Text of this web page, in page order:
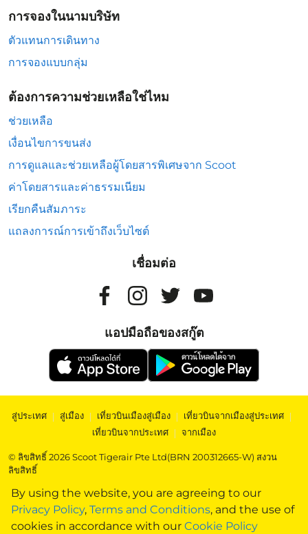
By using the website, you are agreeing to our
Privacy Policy, Terms and Conditions, and the use of
cookies in accordance with our Cookie Policy
การจองในนามบริษัท
ตัวแทนการเดินทาง
การจองแบบกลุ่ม
ต้องการความช่วยเหลือใช่ไหม
ช่วยเหลือ
เงื่อนไขการขนส่ง
การดูแลและช่วยเหลือผู้โดยสารพิเศษจาก Scoot
ค่าโดยสารและค่าธรรมเนียม
เรียกคืนสัมภาระ
แถลงการณ์การเข้าถึงเว็บไซต์
เชื่อมต่อ
แอปมือถือของสกู๊ต
สู่ประเทศ | สู่เมือง | เที่ยวบินเมืองสู่เมือง | เที่ยวบินจากเมืองสู่ประเทศ |
เที่ยวบินจากประเทศ | จากเมือง
© ลิขสิทธิ์ 2026 Scoot Tigerair Pte Ltd(BRN 200312665-W) สงวน
ลิขสิทธิ์